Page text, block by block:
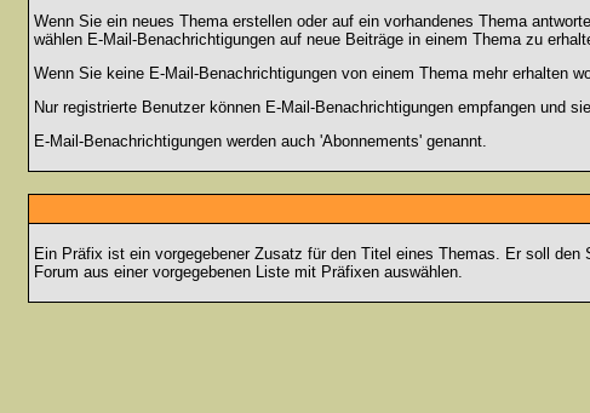
Wenn Sie ein neues Thema erstellen oder auf ein vorhandenes Thema
wählen E-Mail-Benachrichtigungen auf neue Beiträge in einem Thema zu
Wenn Sie keine E-Mail-Benachrichtigungen von einem Thema mehr erhalten
Nur registrierte Benutzer können E-Mail-Benachrichtigungen empfangen und
E-Mail-Benachrichtigungen werden auch 'Abonnements' genannt.
Ein Präfix ist ein vorgegebener Zusatz für den Titel eines Themas. Er soll
Forum aus einer vorgegebenen Liste mit Präfixen auswählen.